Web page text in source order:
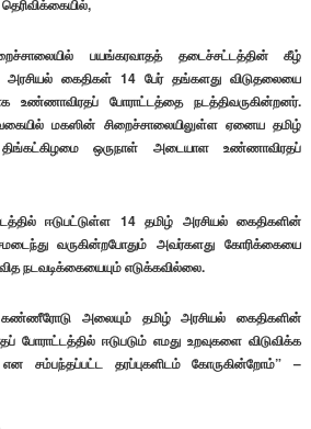
பயங்கரவாதத் தடைச்சட்டத்தின் கீழ்
அரசியல் கைதிகள் 14 பேர் தங்களது விடுதலையை
உண்ணாவிரதப் போராட்டத்தை நடத்திவருகின்றனர்.
மகஸின் சிறைச்சாலையிலுள்ள ஏனைய தமிழ்
ஒருநாள் அடையாள உண்ணாவிரதப்
ஈடுபட்டுள்ள 14 தமிழ் அரசியல் கைதிகளின்
வருகின்றபோதும் அவர்களது கோரிக்கையை
நடவடிக்கையையும் எடுக்கவில்லை.
கண்ணீரோடு அலையும் தமிழ் அரசியல் கைதிகளின்
போராட்டத்தில் ஈடுபடும் எமது உறவுகளை விடுவிக்க
சம்பந்தப்பட்ட தரப்புகளிடம் கோருகின்றோம்” –